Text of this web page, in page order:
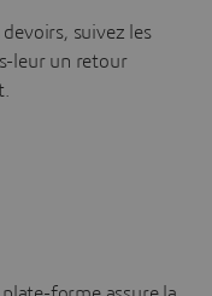
suivez les
leur un retour